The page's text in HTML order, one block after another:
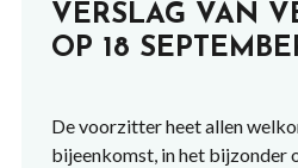
VERSLAG VAN
OP 18
De voorzitter heet allen
bijeenkomst, in het bijzonder